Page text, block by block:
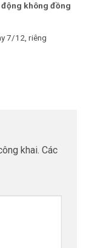
động không đồng
7/12, riêng
khai. Các